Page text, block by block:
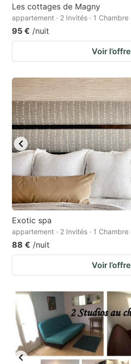
Les cottages de Magny
appartement · 2 Invités · 1 Chambre
95 € /nuit
Voir l’offre
Exotic spa
appartement · 2 Invités · 1 Chambre
88 € /nuit
Voir l’offre